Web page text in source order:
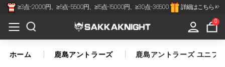
≥3点-2000円、≥6点-5500円、≥15点-15000円、≥30点-36500 詳細はこちら >>
×
0
All
Categories
ホーム 鹿島アントラーズ 鹿島アントラーズ ユニフ